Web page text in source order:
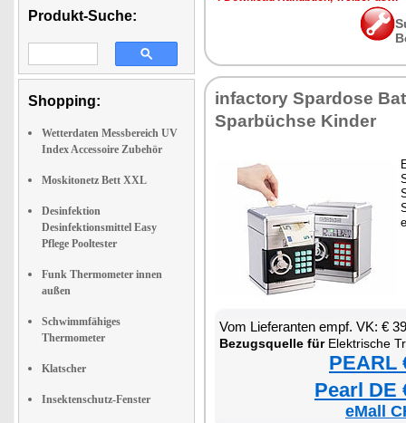
Produkt-Suche:
Shopping:
Wetterdaten Messbereich UV
Index Accessoire Zubehör
Moskitonetz Bett XXL
Desinfektion
Desinfektionsmittel Easy
Pflege Pooltester
Funk Thermometer innen
außen
Schwimmfähiges
Thermometer
Klatscher
Insektenschutz-Fenster
infactory Spardose
Sparbüchse Kinder
Vom Lieferanten empf. VK: €
Bezugsquelle fürElektrische
PEARL
Pearl DE
eMall